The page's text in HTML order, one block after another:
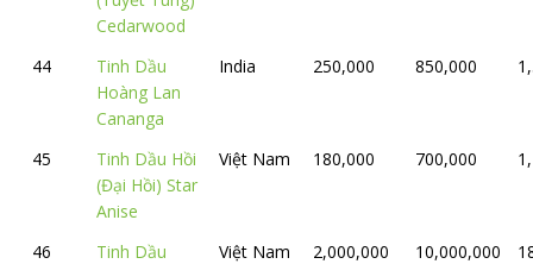
Cedarwood
44
Tinh Dầu
Hoàng Lan
Cananga
India 250,000 850,000
45
Tinh Dầu Hồi
(Đại Hồi) Star
Anise
Việt Nam 180,000 700,000
46
Tinh Dầu
Việt Nam 2,000,000 10,000,000